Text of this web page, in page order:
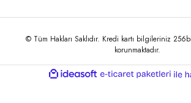
© Tüm Hakları Saklıdır. Kredi kartı bilgileriniz
korunmaktadır.
ideasoft
e-